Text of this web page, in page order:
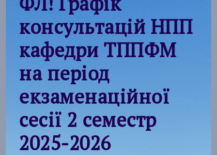
консультацій НПП
кафедри ТППФМ
на період
екзаменаційної
сесії 2 семестр
2025-2026